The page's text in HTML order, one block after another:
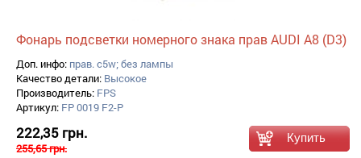
Фонарь подсветки номерного знака прав AUDI A8 (D3)
Доп. инфо: прав. c5w; без лампы
Качество детали: Высокое
Производитель: FPS
Артикул: FP 0019 F2-P
222,35 грн.
255,65 грн.